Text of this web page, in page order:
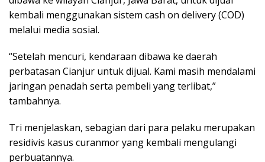
kembali menggunakan sistem cash on delivery (COD)
melalui media sosial.
“Setelah mencuri, kendaraan dibawa ke daerah
perbatasan Cianjur untuk dijual. Kami masih mendalami
jaringan penadah serta pembeli yang terlibat,”
tambahnya.
Tri menjelaskan, sebagian dari para pelaku merupakan
residivis kasus curanmor yang kembali mengulangi
perbuatannya.